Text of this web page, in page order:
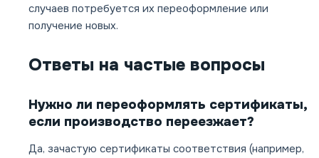
случаев потребуется их переоформление или
получение новых.
Ответы на частые вопросы
Нужно ли переоформлять сертификаты,
если производство переезжает?
Да, зачастую сертификаты соответствия (например,